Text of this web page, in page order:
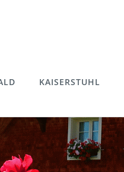
KAISERSTUHL